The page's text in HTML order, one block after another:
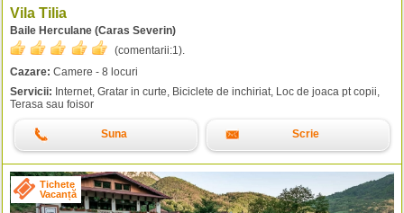
Vila Tilia
Baile Herculane (Caras Severin)
(comentarii:1).
Cazare: Camere - 8 locuri
Servicii: Internet, Gratar in curte, Biciclete de inchiriat, Loc de joaca pt copii,
Terasa sau foisor
Suna Scrie
Tichete
Vacanță